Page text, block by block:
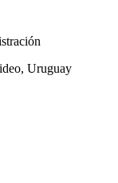
Uruguay